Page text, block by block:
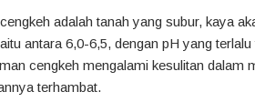
adalah tanah yang subur, kaya
antara 6,0-6,5, dengan pH yang terlalu
cengkeh mengalami kesulitan dalam
terhambat.